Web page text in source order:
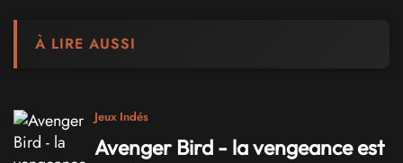
À LIRE AUSSI
Jeux Indés
Avenger Bird - la vengeance est